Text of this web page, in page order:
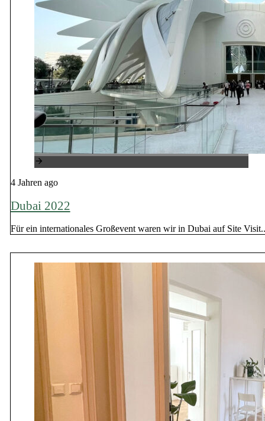
4 Jahren ago
Dubai 2022
Für ein internationales Großevent waren wir in Dubai auf Site